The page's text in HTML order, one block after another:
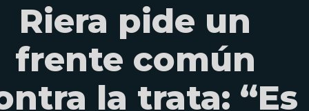
Riera pide un
frente común
la trata: “Es